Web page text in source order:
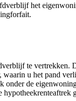
het
te
waarin u het pand
onder de